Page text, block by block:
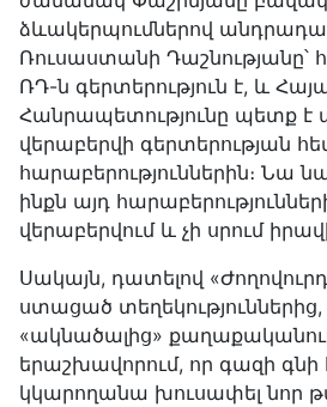
ձևակերպումներով
Ռուսաստանի Դաշնությանը՝
ՌԴ-ն գերտերություն է, և
Հանրապետությունը պետք է
վերաբերվի գերտերության
հարաբերություններին։ Նա
ինքն այդ
վերաբերվում և չի սրում
Սակայն, դատելով
ստացած
«ակնածալից»
երաշխավորում, որ գազի
կկարողանա խուսափել նոր